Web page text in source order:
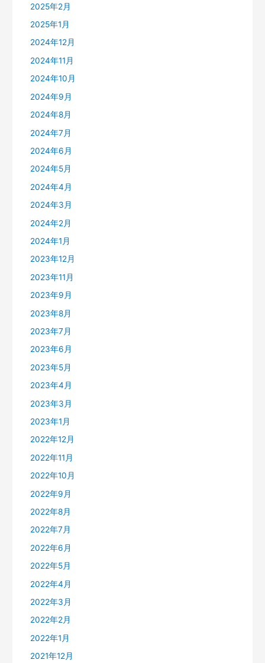
2025年2月
2025年1月
2024年12月
2024年11月
2024年10月
2024年9月
2024年8月
2024年7月
2024年6月
2024年5月
2024年4月
2024年3月
2024年2月
2024年1月
2023年12月
2023年11月
2023年9月
2023年8月
2023年7月
2023年6月
2023年5月
2023年4月
2023年3月
2023年1月
2022年12月
2022年11月
2022年10月
2022年9月
2022年8月
2022年7月
2022年6月
2022年5月
2022年4月
2022年3月
2022年2月
2022年1月
2021年12月